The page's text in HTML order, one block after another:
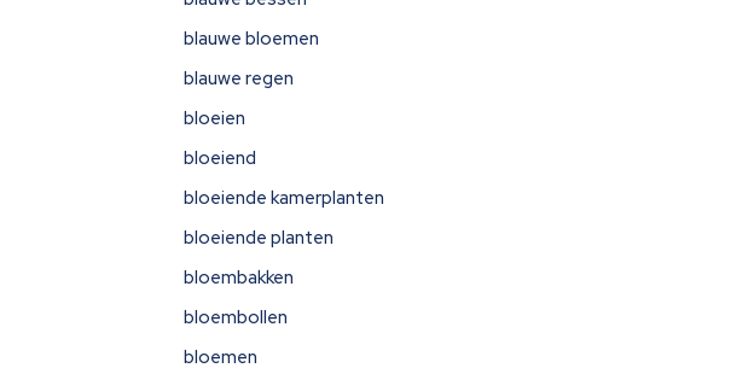
blauwe bloemen
blauwe regen
bloeien
bloeiend
bloeiende kamerplanten
bloeiende planten
bloembakken
bloembollen
bloemen